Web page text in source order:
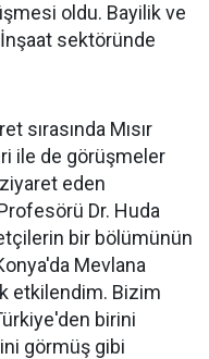
oldu. Bayilik ve
sektöründe
sırasında Mısır
ile de görüşmeler
eden
Dr. Huda
bir bölümünün
Mevlana
etkilendim. Bizim
birini
görmüş gibi